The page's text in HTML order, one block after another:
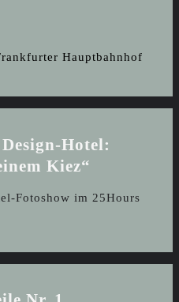
Hauptbahnhof
Hotel:
Kiez“
Fotoshow im 25Hours